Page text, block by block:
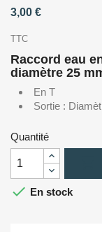
3,00 €
TTC
Raccord eau
diamètre 25
En T
Sortie :
Quantité
 En stock